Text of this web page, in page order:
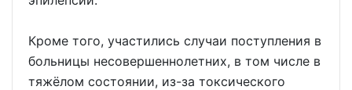
Кроме того, участились случаи поступления в
больницы несовершеннолетних, в том числе в
тяжёлом состоянии, из-за токсического